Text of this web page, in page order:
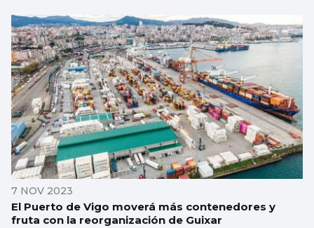
7 NOV 2023
El Puerto de Vigo moverá más contenedores y
fruta con la reorganización de Guixar